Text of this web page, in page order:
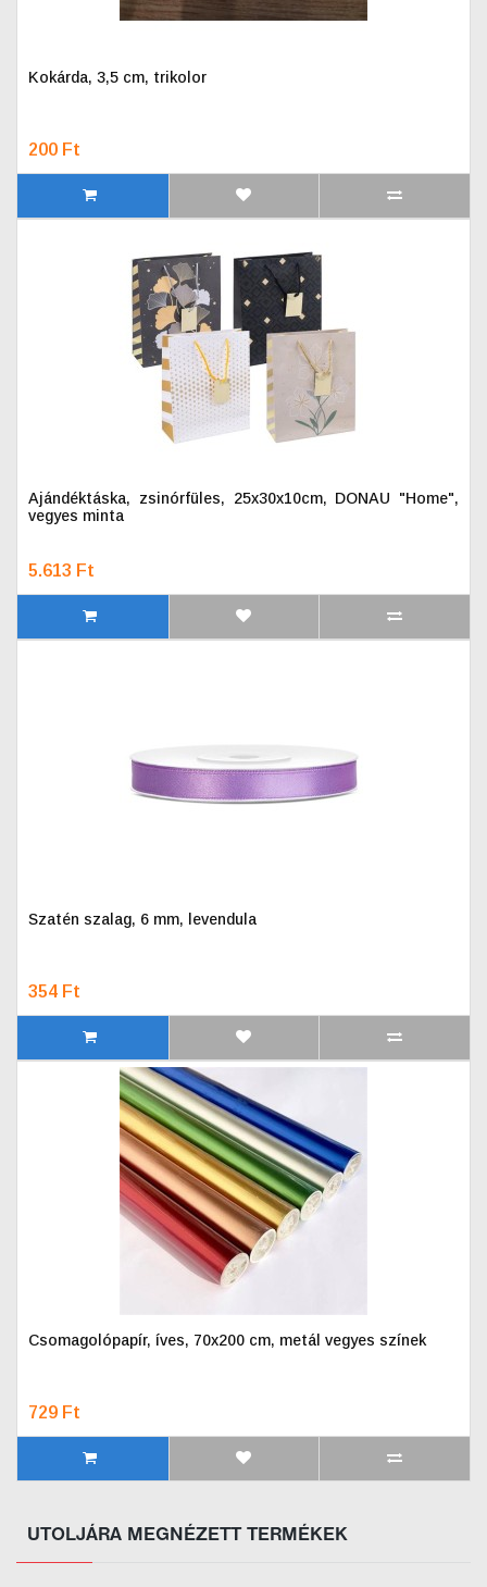
Kokárda, 3,5 cm, trikolor
200 Ft
Ajándéktáska, zsinórfüles, 25x30x10cm, DONAU "Home",
vegyes minta
5.613 Ft
Szatén szalag, 6 mm, levendula
354 Ft
Csomagolópapír, íves, 70x200 cm, metál vegyes színek
729 Ft
UTOLJÁRA MEGNÉZETT TERMÉKEK